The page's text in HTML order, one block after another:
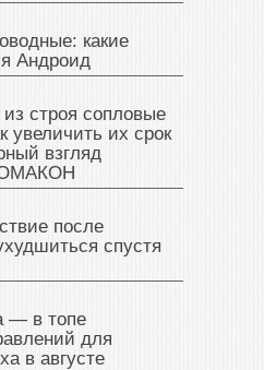
какие
Андроид
строя сопловые
увеличить их срок
взгляд
после
спустя
— в топе
для
в августе